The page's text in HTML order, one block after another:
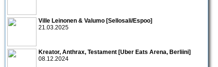
Ville Leinonen & Valumo [Sellosali/Espoo]
21.03.2025
Kreator, Anthrax, Testament [Uber Eats Arena, Berliini]
08.12.2024